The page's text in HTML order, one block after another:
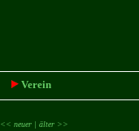
Verein
<< neuer | älter >>